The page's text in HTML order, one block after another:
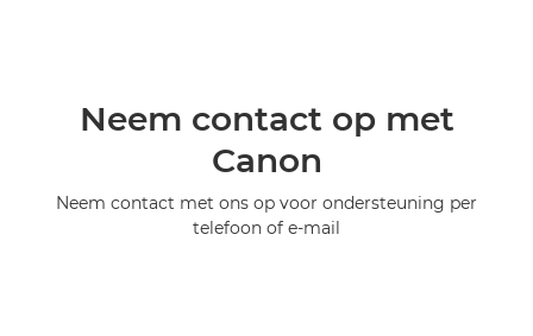
Neem contact op met
Canon
Neem contact met ons op voor ondersteuning per
telefoon of e-mail